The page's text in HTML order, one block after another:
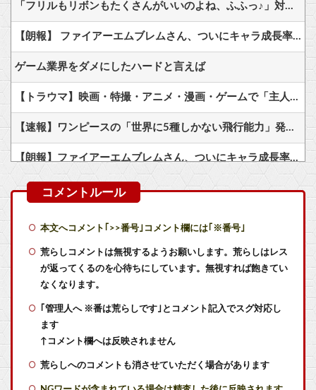
「フリルもリボンもたくさんがいいのよね、ふふっ♪」対魔忍RPG・新イベント『バニーとヨミハラクライシス』
【朗報】 ファイアーエムブレムさん、ついにキャラ成長率がゲーム内で見れるようになる
ゲーム業界をダメにしたハードと言えば
【トラウマ】映画・特撮・アニメ・漫画・ゲームで「主人公がガチで敗北した回」と聞いて真っ先に思い浮かぶのは？他
【速報】ワンピースの「世界に5種しかない飛行能力」発言の謎が解けるWWW
【朗報】ファイアーエムブレムさん、ついにキャラ成長率がゲーム内で見れるようになる
CV石川由依、良キャラ多過ぎ問題ｗｗ
【悲報】はらぺこあおむしな娘、見つかるｗｗｗｗｗｗｗ
きまぐれオレンジロードみたいな青春を送りたいなっっっっ
『クロノトリガー』面白かったわ
マリオカートワールドはどうすればよかったのか
家庭用ゲーム機ビジネスって完全に破綻したよな
本文へコメント｢>>番号｣コメント欄には｢※番号｣
荒らしコメントは無視するようお願いします。荒らしはレス
が返ってくるのを心待ちにしています。無視すれば飽きてい
なくなります。
｢管理人へ ※番は荒らしです｣とコメント記入でスグ対応し
ます
↑コメント欄へは反映されません
荒らしへのコメントも消させていただく場合があります